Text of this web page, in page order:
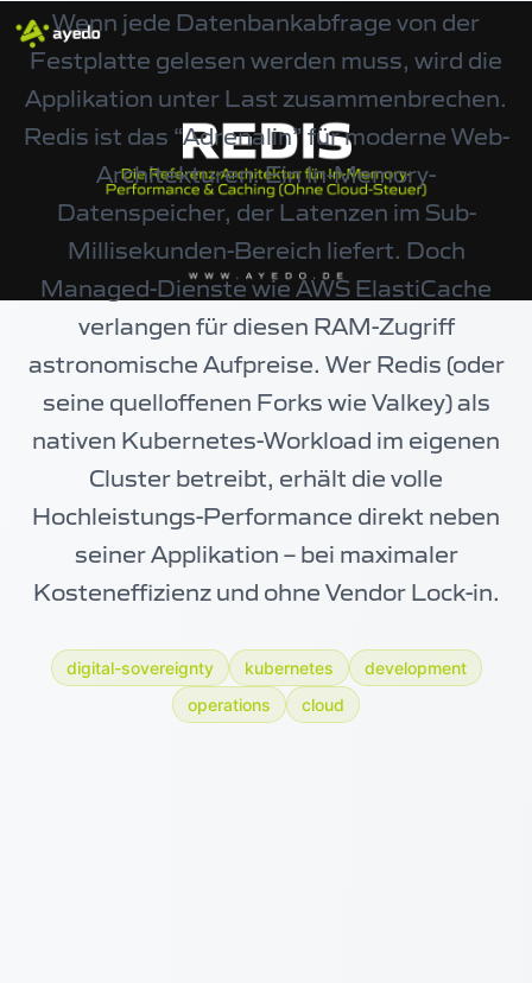
Wenn jede Datenbankabfrage von der
Festplatte gelesen werden muss, wird die
Applikation unter Last zusammenbrechen.
Redis ist das “Adrenalin” für moderne Web-
Architekturen: Ein In-Memory-
Datenspeicher, der Latenzen im Sub-
Millisekunden-Bereich liefert. Doch
Managed-Dienste wie AWS ElastiCache
verlangen für diesen RAM-Zugriff
astronomische Aufpreise. Wer Redis (oder
seine quelloffenen Forks wie Valkey) als
nativen Kubernetes-Workload im eigenen
Cluster betreibt, erhält die volle
Hochleistungs-Performance direkt neben
seiner Applikation – bei maximaler
Kosteneffizienz und ohne Vendor Lock-in.
digital-sovereignty kubernetes
development
operations
cloud